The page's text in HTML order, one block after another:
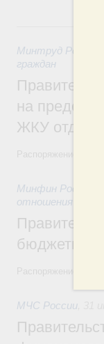
Минтруд России
граждан
на
ЖКУ
Минфин России
отношения
бюджетным
МЧС России